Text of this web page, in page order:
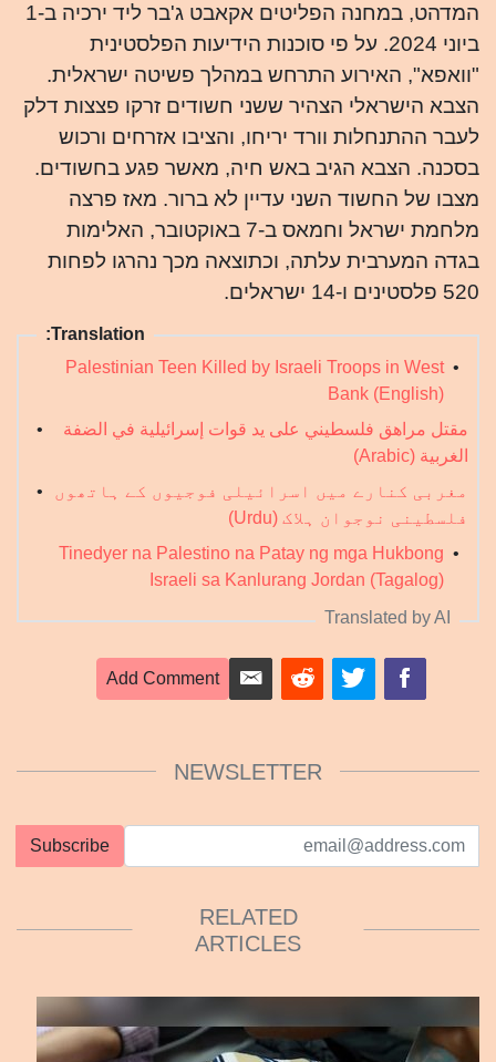
המדהט, במחנה הפליטים אקאבט ג'בר ליד ירכיה ב-1
ביוני 2024. על פי סוכנות הידיעות הפלסטינית
"וואפא", האירוע התרחש במהלך פשיטה ישראלית.
הצבא הישראלי הצהיר ששני חשודים זרקו פצצות דלק
לעבר ההתנחלות וורד יריחו, והציבו אזרחים ורכוש
בסכנה. הצבא הגיב באש חיה, מאשר פגע בחשודים.
מצבו של החשוד השני עדיין לא ברור. מאז פרצה
מלחמת ישראל וחמאס ב-7 באוקטובר, האלימות
בגדה המערבית עלתה, וכתוצאה מכך נהרגו לפחות
520 פלסטינים ו-14 ישראלים.
Translation:
•
Palestinian Teen Killed by Israeli Troops in West
Bank (English)
•
مقتل مراهق فلسطيني على يد قوات إسرائيلية في الضفة
الغربية (Arabic)
•
مغربی کنارے میں اسرائیلی فوجیوں کے ہاتھوں
فلسطینی نوجوان ہلاک (Urdu)
•
Tinedyer na Palestino na Patay ng mga Hukbong
Israeli sa Kanlurang Jordan (Tagalog)
Translated by AI
Add Comment
NEWSLETTER
Subscribe
RELATED
ARTICLES